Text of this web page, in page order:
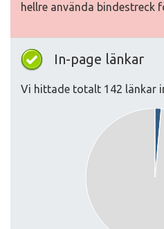
hellre använda bindestreck
In-page länkar
Vi hittade totalt 142 länkar